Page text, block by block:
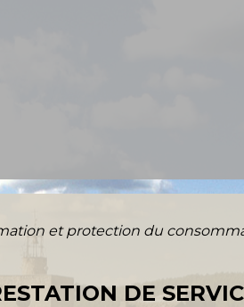
et protection du
DE